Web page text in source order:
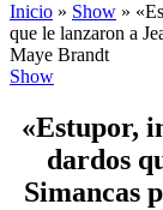
Inicio » Show »
que le lanzaron a
Maye Brandt
Show
«Estupor,
dardos
Simancas